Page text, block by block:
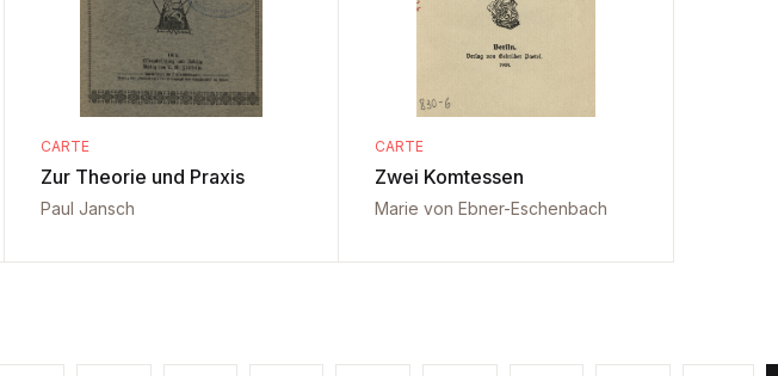
CARTE
Zur Theorie und Praxis
Paul Jansch
CARTE
Zwei Komtessen
Marie von Ebner-Eschenbach